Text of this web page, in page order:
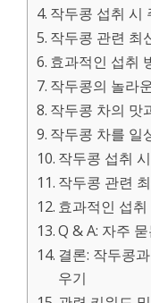
작두콩 섭취 시
작두콩 관련 최
효과적인 섭취
작두콩의 놀라
작두콩 차의 맛
작두콩 차를 일
작두콩 섭취
작두콩 관련
효과적인 섭
Q & A: 자주
결론: 작두콩
우기